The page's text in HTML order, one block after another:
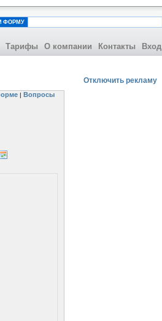
ФОРМУ
Тарифы О компании Контакты Вход
| Вопросы
Отключить рекламу